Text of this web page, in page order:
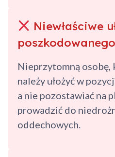
Niewłaściwe
poszkodowanego
Nieprzytomną osobę,
należy ułożyć w
a nie pozostawiać na
prowadzić do
oddechowych.